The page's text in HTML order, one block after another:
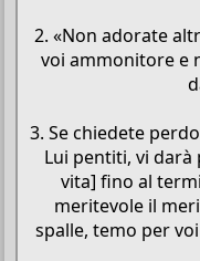
2. «Non adorate
voi ammonitore e
3. Se chiedete
Lui pentiti, vi
vita] fino al
meritevole il
spalle, temo per